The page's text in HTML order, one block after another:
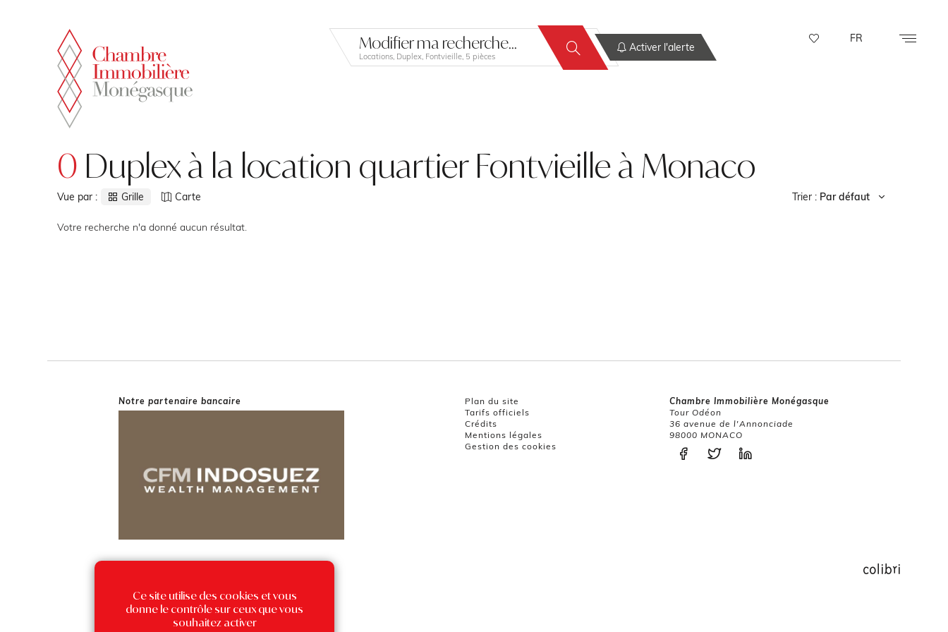
FR
Modifier ma recherche...
Locations, Duplex, Fontvieille, 5 pièces
Activer l'alerte
0 Duplex à la location quartier Fontvieille à Monaco
Vue par : Grille Carte Trier : Par défaut
Votre recherche n'a donné aucun résultat.
Notre partenaire bancaire
Plan du site
Tarifs officiels
Crédits
Mentions légales
Gestion des cookies
Chambre Immobilière Monégasque
Tour Odéon
36 avenue de l'Annonciade
98000 MONACO
Ce site utilise des cookies et vous
donne le contrôle sur ceux que vous
souhaitez activer